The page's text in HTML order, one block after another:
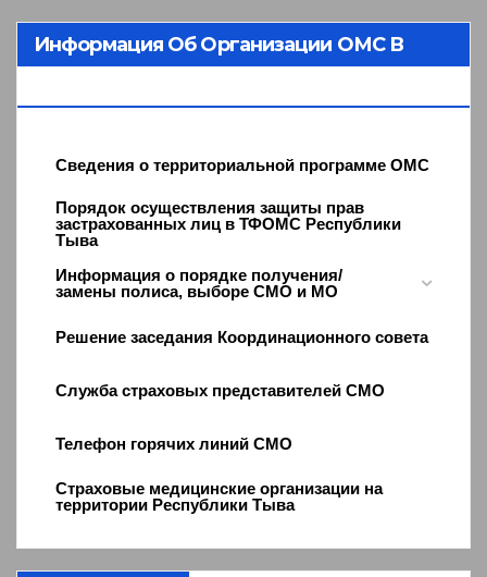
Информация Об Организации ОМС В
Сведения о территориальной программе ОМС
Порядок осуществления защиты прав
застрахованных лиц в ТФОМС Республики
Тыва
Информация о порядке получения/
замены полиса, выборе СМО и МО
Решение заседания Координационного совета
Служба страховых представителей СМО
Телефон горячих линий СМО
Страховые медицинские организации на
территории Республики Тыва